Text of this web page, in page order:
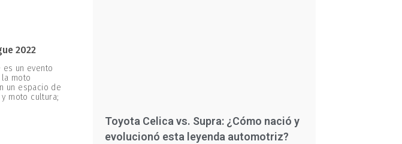
2022
es un evento
moto
un espacio de
moto cultura;
Toyota Celica vs. Supra: ¿Cómo nació y
evolucionó esta leyenda automotriz?